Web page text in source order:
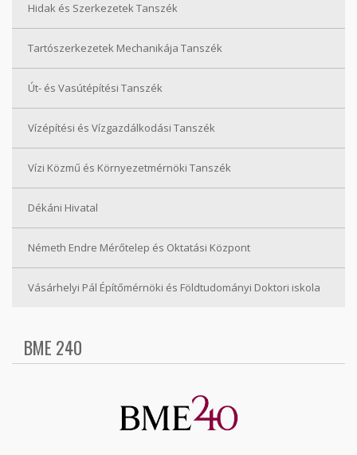
Hidak és Szerkezetek Tanszék
Tartószerkezetek Mechanikája Tanszék
Út- és Vasútépítési Tanszék
Vízépítési és Vízgazdálkodási Tanszék
Vízi Közmű és Környezetmérnöki Tanszék
Dékáni Hivatal
Németh Endre Mérőtelep és Oktatási Központ
Vásárhelyi Pál Építőmérnöki és Földtudományi Doktori iskola
BME 240